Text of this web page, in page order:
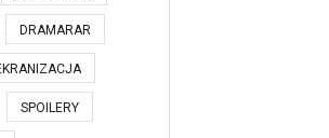
DRAMARAR
SPOILERY